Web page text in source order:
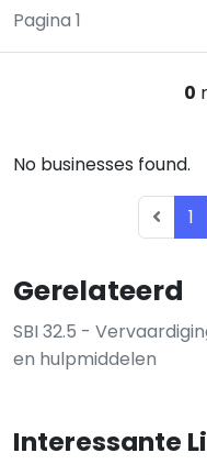
Pagina 1
Gerelateerd
SBI 32.5 -
en hulpmiddelen
Interessante
0
No businesses found.
1